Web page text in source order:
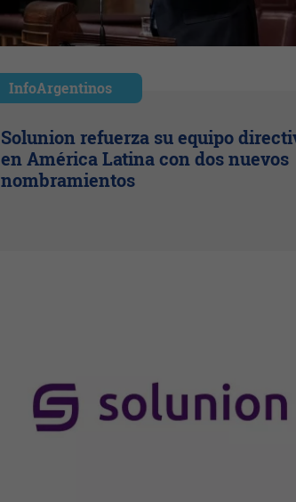
InfoArgentinos
Solunion refuerza su equipo
en América Latina con dos nuevos
nombramientos